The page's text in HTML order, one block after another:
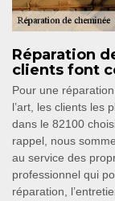
Réparation
clients font
Pour une
l’art, les clients les
dans le 82100
rappel, nous
au service des
professionnel qui
réparation,